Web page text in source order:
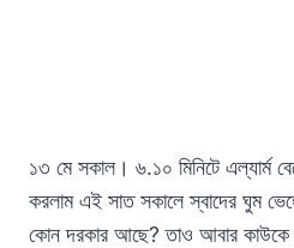
১৩ মে সকাল। ৬.১০ মিনিটে এল্যার্ম
করলাম এই সাত সকালে স্বাদের ঘুম
কোন দরকার আছে? তাও আবার কাউকে